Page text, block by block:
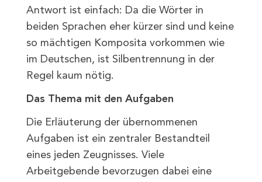
Antwort ist einfach: Da die Wörter in
beiden Sprachen eher kürzer sind und keine
so mächtigen Komposita vorkommen wie
im Deutschen, ist Silbentrennung in der
Regel kaum nötig.
Das Thema mit den Aufgaben
Die Erläuterung der übernommenen
Aufgaben ist ein zentraler Bestandteil
eines jeden Zeugnisses. Viele
Arbeitgebende bevorzugen dabei eine